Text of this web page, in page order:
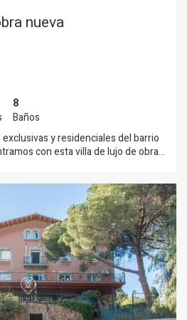
nueva
8
Baños
y residenciales del barrio
con esta villa de lujo de obra
de jardines y zonas verdes en
parcela. En su interior el lujo y el
por todas las estancias,
alta calidad en pavimentos,
radiante
de alarma con video grabación
ascensor de cristal,
iluminación interior, son una
que se ha empleado. La
suites con baño, vestidor y